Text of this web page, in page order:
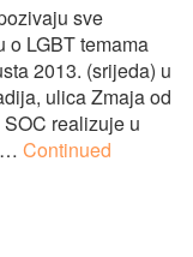
sve
o LGBT temama
2013. (srijeda) u
ulica Zmaja od
realizuje u
… Continued